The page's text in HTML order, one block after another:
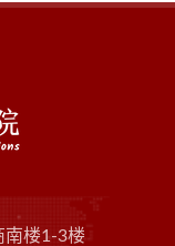
南楼1-3楼